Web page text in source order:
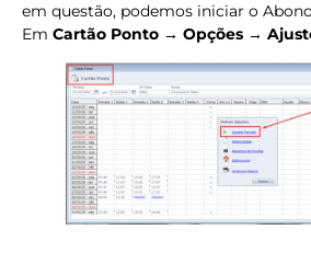
em questão, podemos iniciar o
Em Cartão Ponto → Opções →